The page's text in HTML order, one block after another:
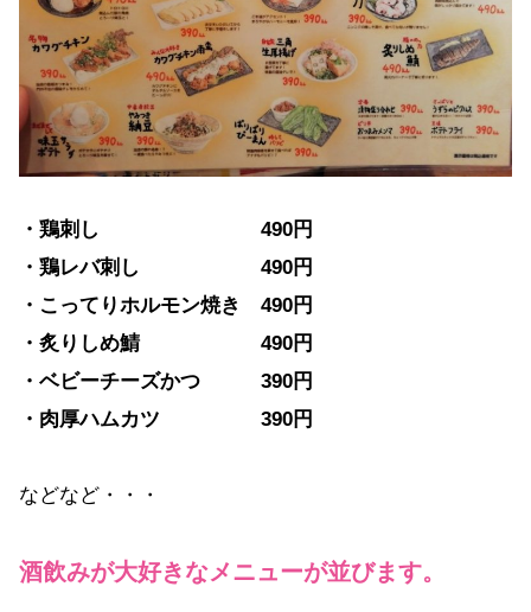
・鶏刺し 490円
・鶏レバ刺し 490円
・こってりホルモン焼き 490円
・炙りしめ鯖 490円
・ベビーチーズかつ 390円
・肉厚ハムカツ 390円
などなど・・・
酒飲みが大好きなメニューが並びます。